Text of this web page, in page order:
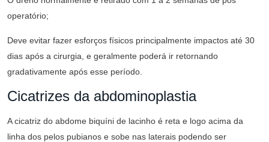
operatório;
Deve evitar fazer esforços físicos principalmente impactos até 30
dias após a cirurgia, e geralmente poderá ir retornando
gradativamente após esse período.
Cicatrizes da abdominoplastia
A cicatriz do abdome biquíni de lacinho é reta e logo acima da
linha dos pelos pubianos e sobe nas laterais podendo ser